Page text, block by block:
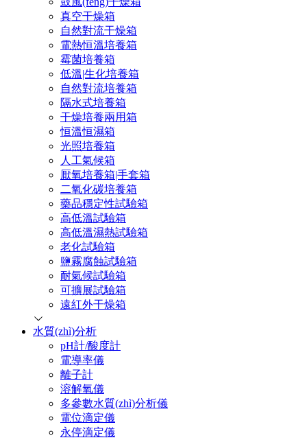
真空干燥箱
自然對流干燥箱
電熱恒溫培養箱
霉菌培養箱
低溫|生化培養箱
自然對流培養箱
隔水式培養箱
干燥培養兩用箱
恒溫恒濕箱
光照培養箱
人工氣候箱
厭氧培養箱|手套箱
二氧化碳培養箱
藥品穩定性試驗箱
高低溫試驗箱
高低溫濕熱試驗箱
老化試驗箱
鹽霧腐蝕試驗箱
耐氣候試驗箱
可擴展試驗箱
遠紅外干燥箱
水質(zhì)分析
pH計/酸度計
電導率儀
離子計
溶解氧儀
多參數水質(zhì)分析儀
電位滴定儀
永停滴定儀